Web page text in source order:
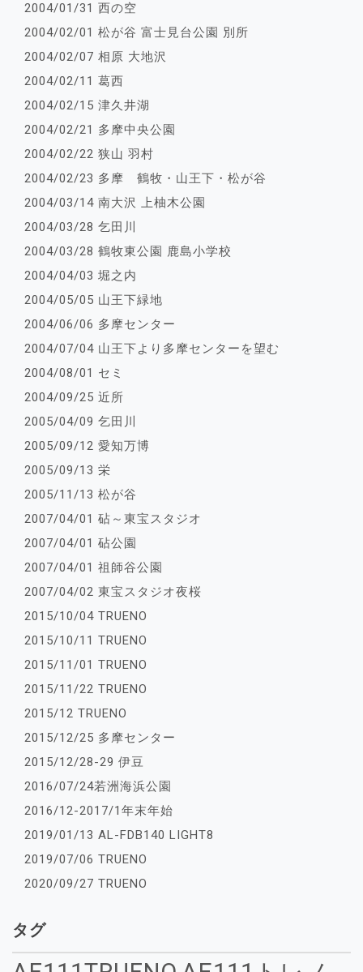
2004/01/31 西の空
2004/02/01 松が谷 富士見台公園 別所
2004/02/07 相原 大地沢
2004/02/11 葛西
2004/02/15 津久井湖
2004/02/21 多摩中央公園
2004/02/22 狭山 羽村
2004/02/23 多摩 鶴牧・山王下・松が谷
2004/03/14 南大沢 上柚木公園
2004/03/28 乞田川
2004/03/28 鶴牧東公園 鹿島小学校
2004/04/03 堀之内
2004/05/05 山王下緑地
2004/06/06 多摩センター
2004/07/04 山王下より多摩センターを望む
2004/08/01 セミ
2004/09/25 近所
2005/04/09 乞田川
2005/09/12 愛知万博
2005/09/13 栄
2005/11/13 松が谷
2007/04/01 砧～東宝スタジオ
2007/04/01 砧公園
2007/04/01 祖師谷公園
2007/04/02 東宝スタジオ夜桜
2015/10/04 TRUENO
2015/10/11 TRUENO
2015/11/01 TRUENO
2015/11/22 TRUENO
2015/12 TRUENO
2015/12/25 多摩センター
2015/12/28-29 伊豆
2016/07/24若洲海浜公園
2016/12-2017/1年末年始
2019/01/13 AL-FDB140 LIGHT8
2019/07/06 TRUENO
2020/09/27 TRUENO
タグ